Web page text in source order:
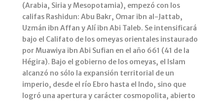
(Arabia, Siria y Mesopotamia), empezó con los
califas Rashidun: Abu Bakr, Omar ibn al-Jattab,
Uzmán ibn Affan y Alí ibn Abi Taleb. Se intensificará
bajo el Califato de los omeyas orientales instaurado
por Muawiya ibn Abi Sufian en el año 661 (41 de la
Hégira). Bajo el gobierno de los omeyas, el Islam
alcanzó no sólo la expansión territorial de un
imperio, desde el río Ebro hasta el Indo, sino que
logró una apertura y carácter cosmopolita, abierto